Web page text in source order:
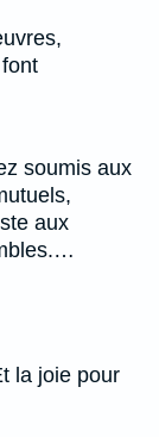
soumis aux
aux
la joie pour